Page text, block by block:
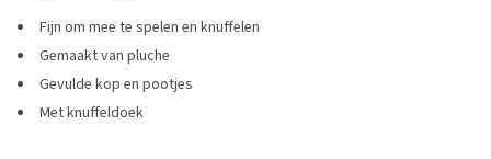
Fijn om mee te spelen en knuffelen
Gemaakt van pluche
Gevulde kop en pootjes
Met knuffeldoek